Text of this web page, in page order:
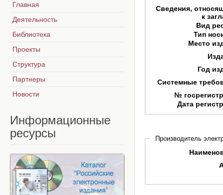
Сведения,
к
Вид
Тип
Место
Год
Системные
№
Дата
Производитель
Главная
Деятельность
Библиотека
Проекты
Структура
Партнеры
Новости
Информационные
ресурсы